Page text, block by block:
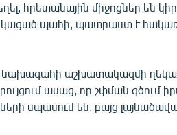
հրետանային միջոցներ են
պահի, պատրաստ է
նախագահի աշխատակազմի
ասաց, որ շփման գծում
սպասում են, բայց